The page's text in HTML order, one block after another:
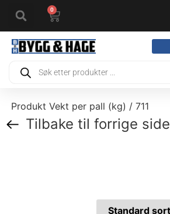
0
Produkt Vekt per pall (kg) / 711
Tilbake til forrige side